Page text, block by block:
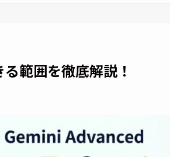
範囲を徹底解説！